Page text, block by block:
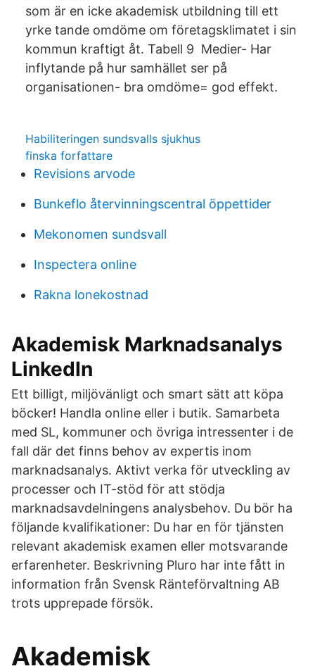
som är en icke akademisk utbildning till ett
yrke tande omdöme om företagsklimatet i sin
kommun kraftigt åt. Tabell 9 Medier- Har
inflytande på hur samhället ser på
organisationen- bra omdöme= god effekt.
Habiliteringen sundsvalls sjukhus
finska forfattare
Revisions arvode
Bunkeflo återvinningscentral öppettider
Mekonomen sundsvall
Inspectera online
Rakna lonekostnad
Akademisk Marknadsanalys
LinkedIn
Ett billigt, miljövänligt och smart sätt att köpa
böcker! Handla online eller i butik. Samarbeta
med SL, kommuner och övriga intressenter i de
fall där det finns behov av expertis inom
marknadsanalys. Aktivt verka för utveckling av
processer och IT-stöd för att stödja
marknadsavdelningens analysbehov. Du bör ha
följande kvalifikationer: Du har en för tjänsten
relevant akademisk examen eller motsvarande
erfarenheter. Beskrivning Pluro har inte fått in
information från Svensk Ränteförvaltning AB
trots upprepade försök.
Akademisk